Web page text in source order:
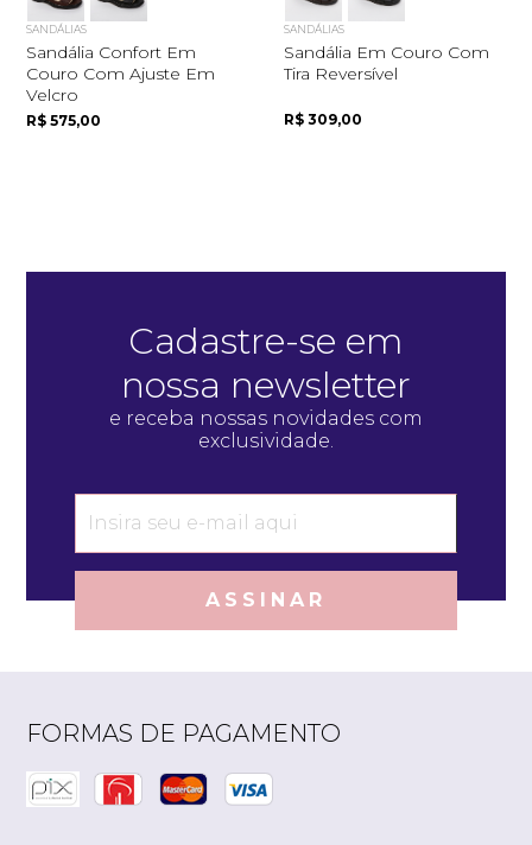
Quero me cadastrar
SANDÁLIAS
Sandália Confort Em
Couro Com Ajuste Em
Velcro
R$ 575,00
SANDÁLIAS
Sandália Em Couro Com
Tira Reversível
R$ 309,00
Cadastre-se em
nossa newsletter
e receba nossas novidades com
exclusividade.
ASSINAR
FORMAS DE PAGAMENTO